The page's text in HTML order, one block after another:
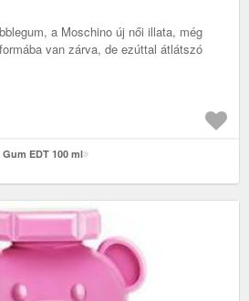
a Moschino új női illata, még
van zárva, de ezúttal átlátszó
EDT 100 ml